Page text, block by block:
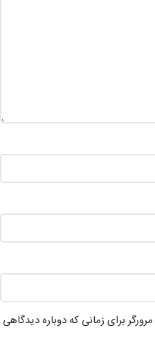
برای زمانی که دوباره دیدگاهی